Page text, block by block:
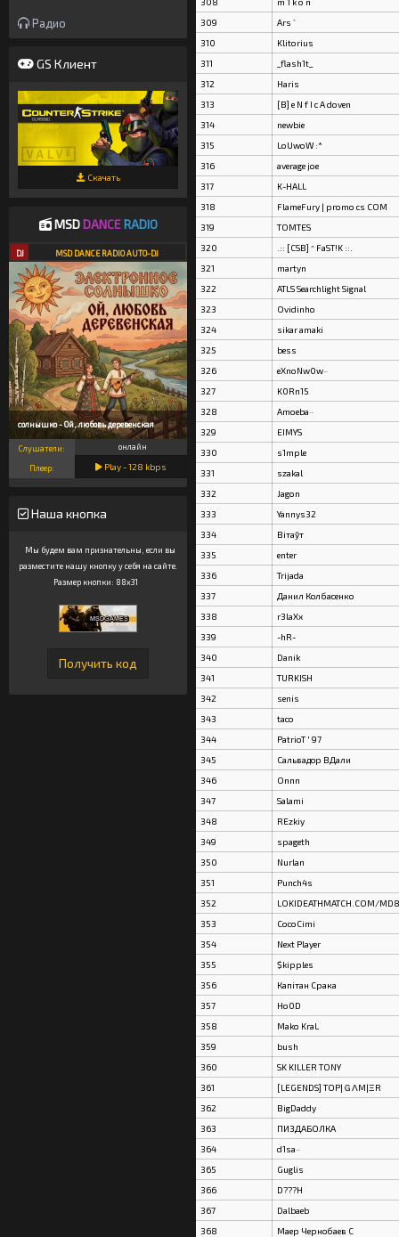
Радио
GS Клиент
Скачать
MSDDANCE RADIO
DJ MSD DANCE RADIO AUTO-DJ
солнышко - Ой, любовь деревенская
Слушатели: онлайн
Плеер: Play -128 kbps
Наша кнопка
Мы будем вам признательны, если вы
разместите нашу кнопку у себя на сайте.
Размер кнопки: 88x31
309
Ars `
310
Klitorius
311
_flash1t_
312
Haris
313
[B] e N f I c A doven
314
newbie
315
LoUwoW :*
316
average joe
317
K-HALL
318
FlameFury | promo cs COM
319
TOMTES
320
.:: [CSB] ^ FaST!K ::.
321
martyn
322
ATLS Searchlight Signal
323
Ovidinho
324
sikar amaki
325
bess
326
eXnoNw0w~
327
K0Rn15
328
Amoeba~
329
EIMYS
330
s1mple
331
szakal
332
Jagon
333
Yannys32
334
Вітаўт
335
enter
336
Trijada
337
Данил Колбасенко
338
r3laXx
339
-hR-
340
Danik
341
TURKISH
342
senis
343
taco
344
PatrioT ' 97
345
Сальвадор ВДали
346
Onnn
347
Salami
348
REzkiy
349
spageth
350
Nurlan
351
Punch4s
352
LOKIDEATHMATCH.COM/MD8
353
CocoCimi
354
Next Player
355
$kipples
356
Капітан Срака
357
Ho0D
358
Mako KraL
359
bush
360
SK KILLER TONY
361
[LEGENDS] TOP|ＧΛM|ΞR
362
BigDaddy
363
ПИЗДАБОЛКА
364
d1sa~
365
Guglis
366
D???H
367
Dalbaeb
368
Маер Чернобаев С